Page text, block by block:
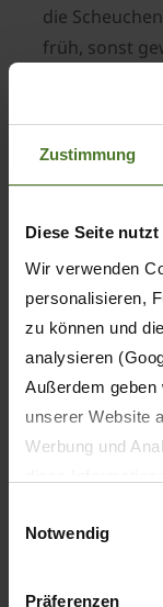
Zustimmung
Diese Seite
Wir verwenden
personalisieren,
zu können und
analysieren
Außerdem geben
unserer Website
Werbung und
sie im Rahmen
Wir setzen im
Notwendig
Präferenzen
die
früh, sonst
Jetzt lesen:
WIE RETTE